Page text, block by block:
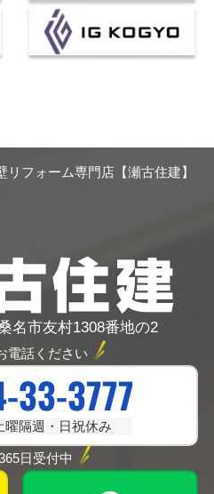
フォーム専門店【瀬古住建】
名市友村1308番地の2
電話ください
33-3777
曜隔週・日祝休み
日受付中